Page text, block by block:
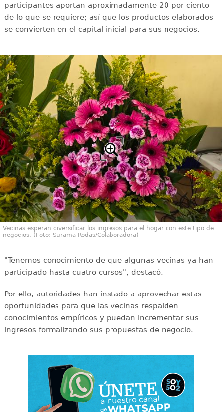
participantes aportan aproximadamente 20 por ciento
de lo que se requiere; así que los productos elaborados
se convierten en el capital inicial para sus negocios.
Vecinas esperan diversificar los ingresos para el hogar con este tipo de
negocios. (Foto: Surama Rodas/Colaboradora)
"Tenemos conocimiento de que algunas vecinas ya han
participado hasta cuatro cursos", destacó.
Por ello, autoridades han instado a aprovechar estas
oportunidades para que las vecinas respalden
conocimientos empíricos y puedan incrementar sus
ingresos formalizando sus propuestas de negocio.